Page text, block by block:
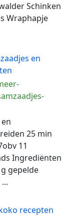
Schinken
Wraphapje
en
25 min
11
Ingrediënten
gepelde
recepten